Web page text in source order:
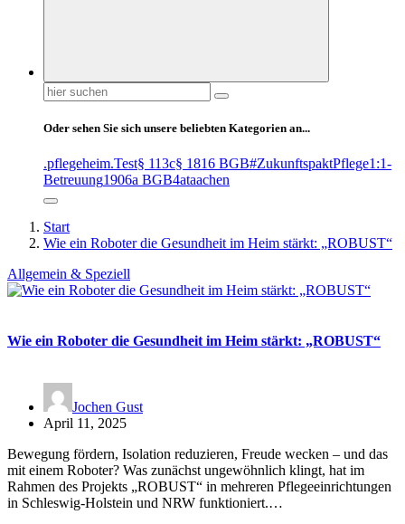
Suchen
nach:
Oder sehen Sie sich unsere beliebten Kategorien an...
.pflegeheim.Test§ 113c§ 1816 BGB#ZukunftspaktPflege1:1-
Betreuung1906a BGB4ataachen
Start
Wie ein Roboter die Gesundheit im Heim stärkt: „ROBUST“
Allgemein & Speziell
Wie ein Roboter die Gesundheit im Heim stärkt: „ROBUST“
Jochen Gust
April 11, 2025
Bewegung fördern, Isolation reduzieren, Freude wecken – und das
mit einem Roboter? Was zunächst ungewöhnlich klingt, hat im
Rahmen des Projekts „ROBUST“ in mehreren Pflegeeinrichtungen
in Schleswig-Holstein und NRW funktioniert.…